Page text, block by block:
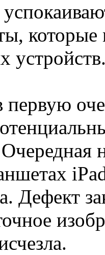
первую
Очередная
Дефект